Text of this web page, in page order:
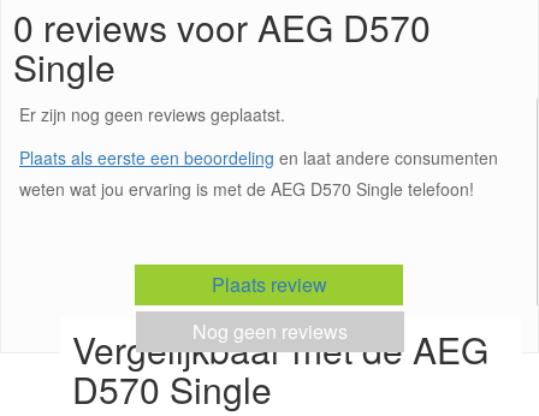
0 reviews voor AEG D570
Single
Er zijn nog geen reviews geplaatst.
Plaats als eerste een beoordeling en laat andere consumenten
weten wat jou ervaring is met de AEG D570 Single telefoon!
Plaats review
Nog geen reviews
Vergelijkbaar met de AEG
D570 Single